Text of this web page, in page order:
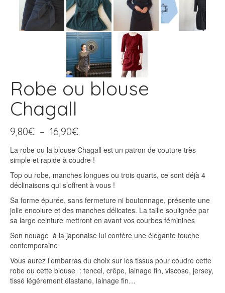
Robe ou blouse
Chagall
9,80€ – 16,90€Plage
prix :
9,80€
à
16,90€
La robe ou la blouse Chagall est un patron de couture très
simple et rapide à coudre !
Top ou robe, manches longues ou trois quarts, ce sont déjà 4
déclinaisons qui s’offrent à vous !
Sa forme épurée, sans fermeture ni boutonnage, présente une
jolie encolure et des manches délicates. La taille soulignée par
sa large ceinture mettront en avant vos courbes féminines
Son nouage à la japonaise lui confère une élégante touche
contemporaine
Vous aurez l’embarras du choix sur les tissus pour coudre cette
robe ou cette blouse : tencel, crêpe, lainage fin, viscose, jersey,
tissé légérement élastane, lainage fin…